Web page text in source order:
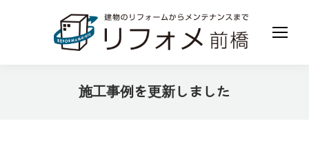
施工事例を更新しました